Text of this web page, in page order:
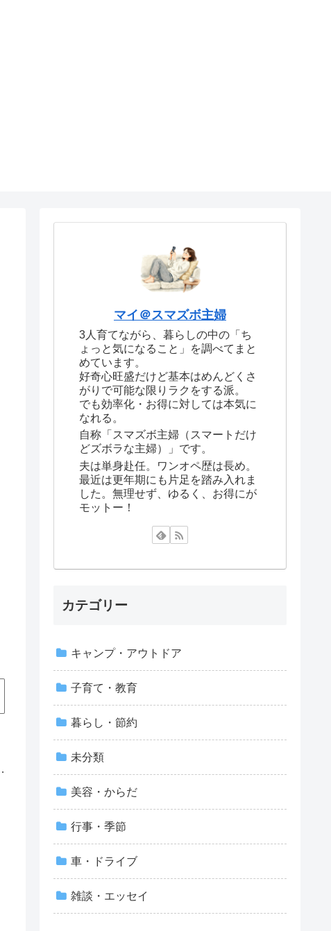
マイ＠スマズボ主婦
3人育てながら、暮らしの中の「ち
ょっと気になること」を調べてまと
めています。
好奇心旺盛だけど基本はめんどくさ
がりで可能な限りラクをする派。
でも効率化・お得に対しては本気に
なれる。
自称「スマズボ主婦（スマートだけ
どズボラな主婦）」です。
夫は単身赴任。ワンオペ歴は長め。
最近は更年期にも片足を踏み入れま
した。無理せず、ゆるく、お得にが
モットー！
カテゴリー
キャンプ・アウトドア
子育て・教育
暮らし・節約
未分類
美容・からだ
行事・季節
車・ドライブ
雑談・エッセイ